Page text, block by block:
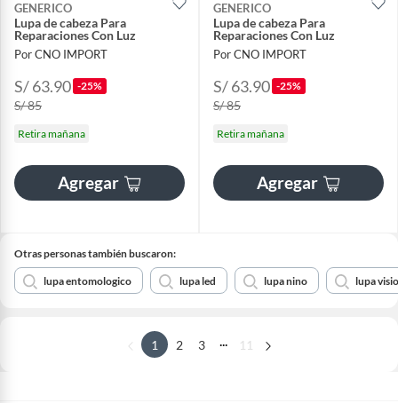
GENERICO
Lupa de cabeza Para
Reparaciones Con Luz
Por CNO IMPORT
S/ 63.90 -25%
S/ 85
Retira mañana
Agregar
GENERICO
Lupa de cabeza Para
Reparaciones Con Luz
Por CNO IMPORT
S/ 63.90 -25%
S/ 85
Retira mañana
Agregar
Otras personas también buscaron:
lupa entomologico lupa led lupa nino lupa
1 2 3 ... 11